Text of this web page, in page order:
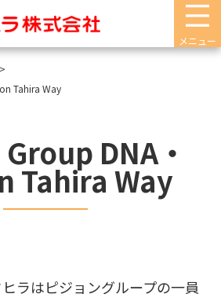
メニュー
Tahira Way
DNA・
Tahira Way
ラはピジョングループの一員